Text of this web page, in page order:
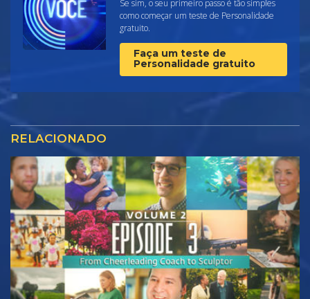
Se sim, o seu primeiro passo é tão simples
como começar um teste de Personalidade
gratuito.
Faça um teste de
Personalidade gratuito
RELACIONADO